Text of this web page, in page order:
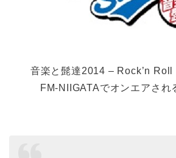
音楽と髭達2014 – Rock’n
FM-NIIGATAでオンエアされ